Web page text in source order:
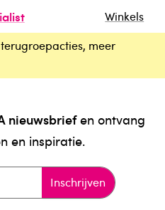
Winkels
meer
nieuwsbriefen ontvang
en inspiratie.
Inschrijven